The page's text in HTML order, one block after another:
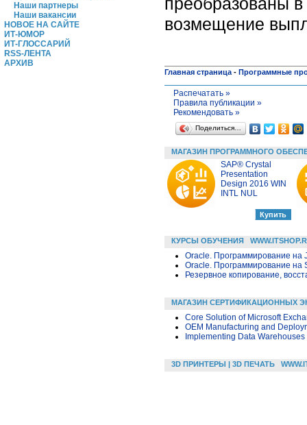
Наши партнеры
Наши вакансии
НОВОЕ НА САЙТЕ
ИТ-ЮМОР
ИТ-ГЛОССАРИЙ
RSS-ЛЕНТА
АРХИВ
возмещение
Главная страница - Программные
Распечатать »
Правила публикации »
Рекомендовать »
Поделиться…
МАГАЗИН ПРОГРАММНОГО
SAP® Crystal
Presentation
Design 2016 WIN
INTL NUL
КУРСЫ ОБУЧЕНИЯ
Oracle. Программирование на
Oracle. Программирование на
Резервное копирование,
МАГАЗИН СЕРТИФИКАЦИОННЫХ
Core Solution of Microsoft
OEM Manufacturing and
Implementing Data
3D ПРИНТЕРЫ | 3D ПЕЧАТЬ